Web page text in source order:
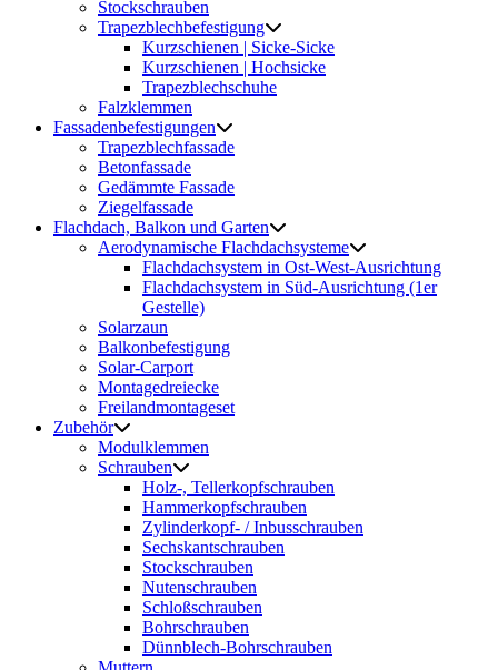
Stockschrauben
Trapezblechbefestigung
Kurzschienen | Sicke-Sicke
Kurzschienen | Hochsicke
Trapezblechschuhe
Falzklemmen
Fassadenbefestigungen
Trapezblechfassade
Betonfassade
Gedämmte Fassade
Ziegelfassade
Flachdach, Balkon und Garten
Aerodynamische Flachdachsysteme
Flachdachsystem in Ost-West-Ausrichtung
Flachdachsystem in Süd-Ausrichtung (1er
Gestelle)
Solarzaun
Balkonbefestigung
Solar-Carport
Montagedreiecke
Freilandmontageset
Zubehör
Modulklemmen
Schrauben
Holz-, Tellerkopfschrauben
Hammerkopfschrauben
Zylinderkopf- / Inbusschrauben
Sechskantschrauben
Stockschrauben
Nutenschrauben
Schloßschrauben
Bohrschrauben
Dünnblech-Bohrschrauben